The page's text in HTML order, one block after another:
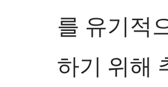
를 유기적
하기 위해